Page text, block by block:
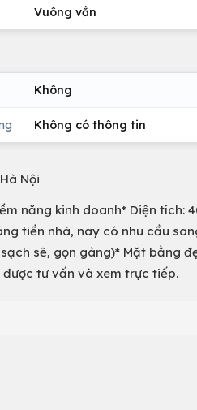
Vuông vắn
Không
Không có thông tin
Nội
năng kinh doanh* Diện tích:
tiền nhà, nay có nhu cầu
sẽ, gọn gàng)* Mặt bằng
tư vấn và xem trực tiếp.